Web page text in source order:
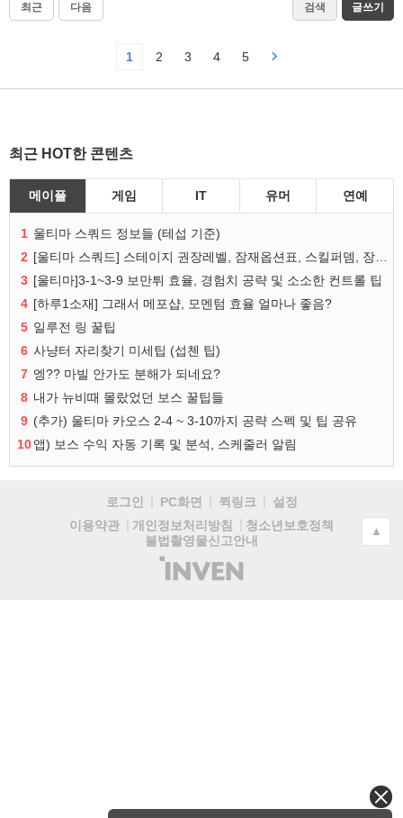
최근 다음 검색 글쓰기
1 2 3 4 5
최근 HOT한 콘텐츠
메이플 게임 IT 유머 연예
1 울티마 스쿼드 정보들 (테섭 기준)
2
3 [울티마]3-1~3-9 보만튀 효율, 경험치 공략 및 소소한 컨트롤 팁
4 [하루1소재] 그래서 메포샵, 모멘텀 효율 얼마나 좋음?
5 일루전 링 꿀팁
6 사냥터 자리찾기 미세팁 (섭첸 팁)
7 엥?? 마빌 안가도 분해가 되네요?
8 내가 뉴비때 몰랐었던 보스 꿀팁들
9 (추가) 울티마 카오스 2-4 ~ 3-10까지 공략 스펙 및 팁 공유
10앱) 보스 수익 자동 기록 및 분석, 스케줄러 알림
로그인 PC화면 퀵링크
설정
이용약관
개인정보처리방침
청소년보호정책
불법촬영물신고안내
(주)
인
▲